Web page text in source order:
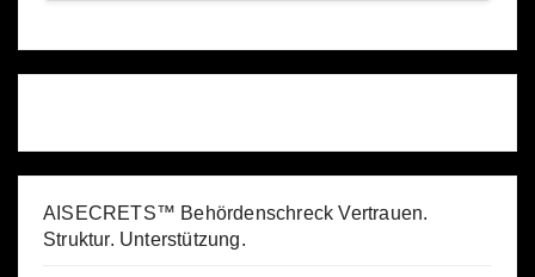
AISECRETS™ Behördenschreck Vertrauen.
Struktur. Unterstützung.